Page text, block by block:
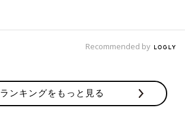
Recommended by
ランキングをもっと見る